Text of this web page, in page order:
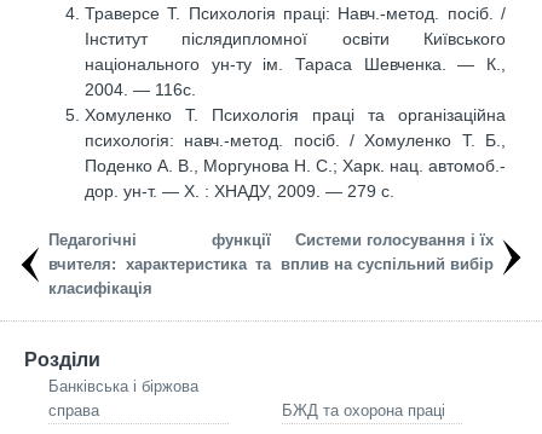
Траверсе Т. Психологія праці: Навч.-метод. посіб. /
Інститут післядипломної освіти Київського
національного ун-ту ім. Тараса Шевченка. — К.,
2004. — 116с.
Хомуленко Т. Психологія праці та організаційна
психологія: навч.-метод. посіб. / Хомуленко Т. Б.,
Поденко А. В., Моргунова Н. С.; Харк. нац. автомоб.-
дор. ун-т. — Х. : ХНАДУ, 2009. — 279 с.
Педагогічні функції
вчителя: характеристика та
класифікація
Системи голосування і їх
вплив на суспільний вибір
Розділи
Банківська і біржова
справа
БЖД та охорона праці